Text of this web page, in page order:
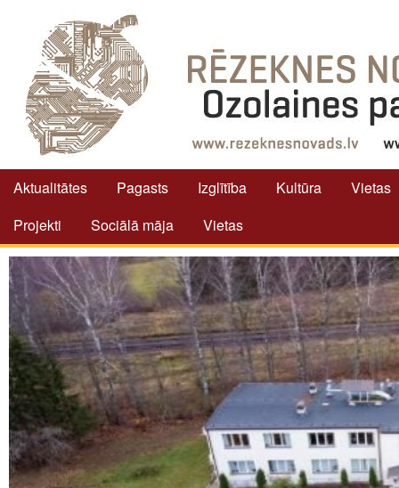
Aktualitātes Pagasts Izglītība Kultūra
Vietas
Projekti
Sociālā māja Vietas